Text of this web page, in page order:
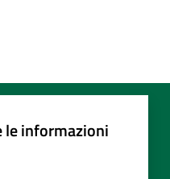
le informazioni